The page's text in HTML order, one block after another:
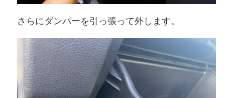
さらにダンパーを引っ張って外します。